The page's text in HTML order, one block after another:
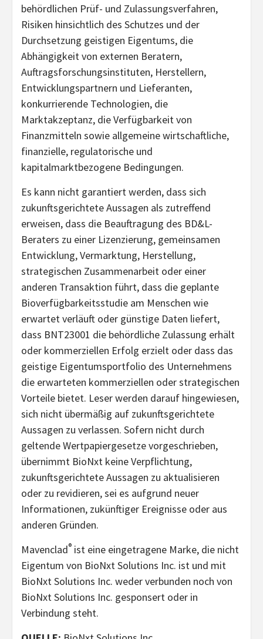
behördlichen Prüf- und Zulassungsverfahren,
Risiken hinsichtlich des Schutzes und der
Durchsetzung geistigen Eigentums, die
Abhängigkeit von externen Beratern,
Auftragsforschungsinstituten, Herstellern,
Entwicklungspartnern und Lieferanten,
konkurrierende Technologien, die
Marktakzeptanz, die Verfügbarkeit von
Finanzmitteln sowie allgemeine wirtschaftliche,
finanzielle, regulatorische und
kapitalmarktbezogene Bedingungen.
Es kann nicht garantiert werden, dass sich
zukunftsgerichtete Aussagen als zutreffend
erweisen, dass die Beauftragung des BD&L-
Beraters zu einer Lizenzierung, gemeinsamen
Entwicklung, Vermarktung, Herstellung,
strategischen Zusammenarbeit oder einer
anderen Transaktion führt, dass die geplante
Bioverfügbarkeitsstudie am Menschen wie
erwartet verläuft oder günstige Daten liefert,
dass BNT23001 die behördliche Zulassung erhält
oder kommerziellen Erfolg erzielt oder dass das
geistige Eigentumsportfolio des Unternehmens
die erwarteten kommerziellen oder strategischen
Vorteile bietet. Leser werden darauf hingewiesen,
sich nicht übermäßig auf zukunftsgerichtete
Aussagen zu verlassen. Sofern nicht durch
geltende Wertpapiergesetze vorgeschrieben,
übernimmt BioNxt keine Verpflichtung,
zukunftsgerichtete Aussagen zu aktualisieren
oder zu revidieren, sei es aufgrund neuer
Informationen, zukünftiger Ereignisse oder aus
anderen Gründen.
Mavenclad® ist eine eingetragene Marke, die nicht
Eigentum von BioNxt Solutions Inc. ist und mit
BioNxt Solutions Inc. weder verbunden noch von
BioNxt Solutions Inc. gesponsert oder in
Verbindung steht.